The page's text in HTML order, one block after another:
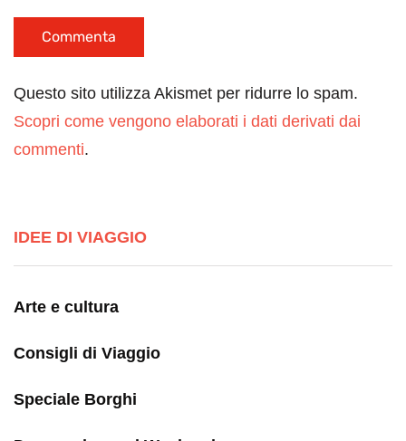
Questo sito utilizza Akismet per ridurre lo spam.
Scopri come vengono elaborati i dati derivati dai
commenti.
IDEE DI VIAGGIO
Arte e cultura
Consigli di Viaggio
Speciale Borghi